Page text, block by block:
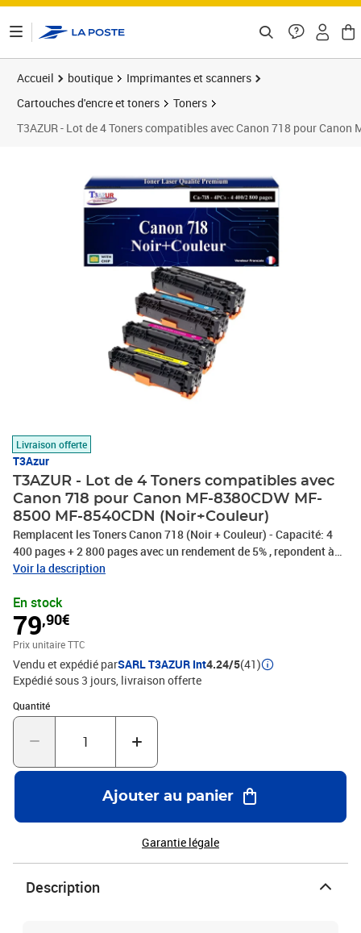
Accueil boutique
Imprimantes et scanners
Cartouches d'encre et toners
Toners
T3AZUR - Lot de 4 Toners compatibles avec Canon 718 pour
Livraison offerte
T3Azur
T3AZUR - Lot de 4 Toners compatibles avec
Canon 718 pour Canon MF-8380CDW MF-
8500 MF-8540CDN (Noir+Couleur)
Remplacent les Toners Canon 718 (Noir + Couleur) - Capacité: 4
400 pages + 2 800 pages avec un rendement de 5% , repondent à
toutes les normes européennes ISO 9001/14001, STMC, CE, ROHS
d'impression - Marque T3AZUR
Voir la description
En stock
79,90€
Prix unitaire TTC
Vendu et expédié parSARL T3AZUR Int4.24/5(41)
Expédié sous 3 jours livraison offerte
Quantité
Quantité : 1
Ajouter au panier
Garantie légale
Description